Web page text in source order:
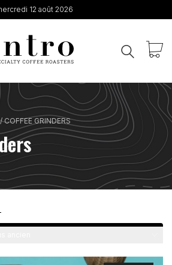
12 août 2026
COFFEE GRINDERS